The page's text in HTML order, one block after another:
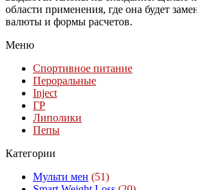
области применения, где она будет
валюты и формы расчетов.
Меню
Спортивное питание
Пероральные
Inject
ГР
Липолики
Пепы
Категории
Мульти мен (51)